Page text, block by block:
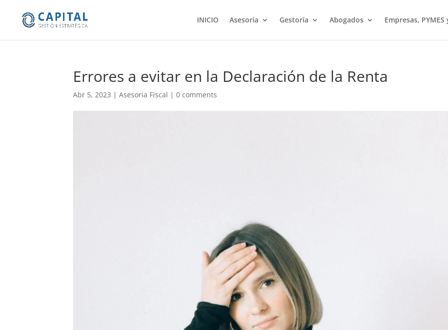
INICIO Asesoría Gestoría Abogados Empresas,
Errores a evitar en la Declaración de la Renta
Abr 5, 2023 |Asesoria Fiscal |0 comments